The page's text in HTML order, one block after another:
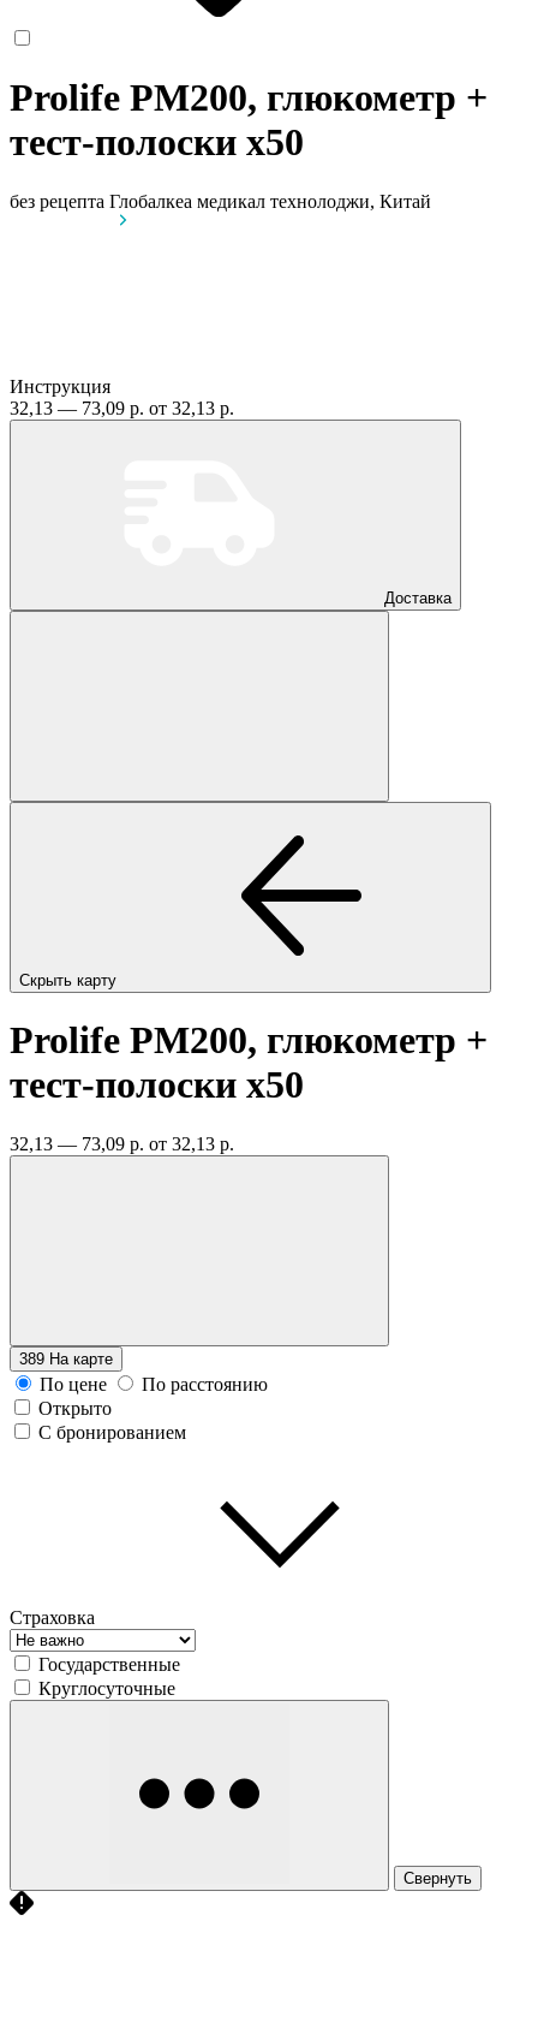
Prolife PM200, глюкометр +
тест-полоски x50
без рецепта Глобалкеа медикал технолоджи, Китай
Инструкция
32,13 — 73,09 р. от 32,13 р.
Доставка
Скрыть карту
Prolife PM200, глюкометр +
тест-полоски x50
32,13 — 73,09 р. от 32,13 р.
389 На карте
По цене
По расстоянию
Открыто
С бронированием
Страховка
Государственные
Круглосуточные
Свернуть